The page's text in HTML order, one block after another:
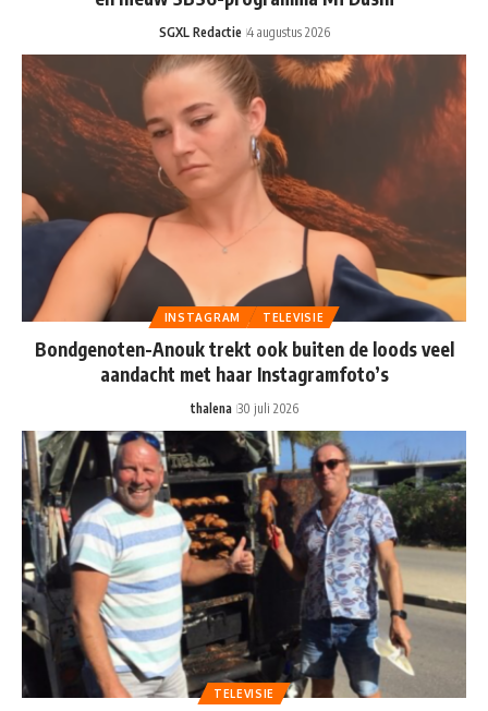
SGXL Redactie 4 augustus 2026
INSTAGRAM TELEVISIE
Bondgenoten-Anouk trekt ook buiten de loods veel
aandacht met haar Instagramfoto’s
thalena 30 juli 2026
TELEVISIE